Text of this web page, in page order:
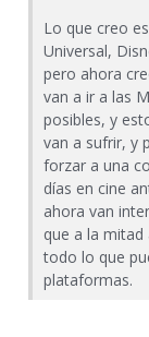
Lo que creo
Universal,
pero ahora
van a ir a las
posibles, y
van a sufrir, y
forzar a una
días en cine
ahora van
que a la
todo lo que
plataformas.